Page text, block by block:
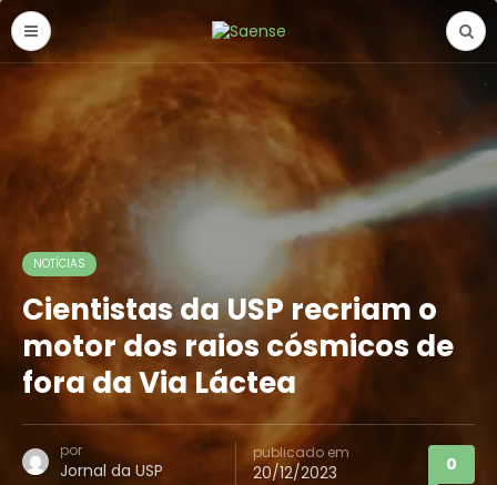
NOTÍCIAS
Cientistas da USP recriam o
motor dos raios cósmicos de
fora da Via Láctea
por
Jornal da USP
publicado em
20/12/2023 0